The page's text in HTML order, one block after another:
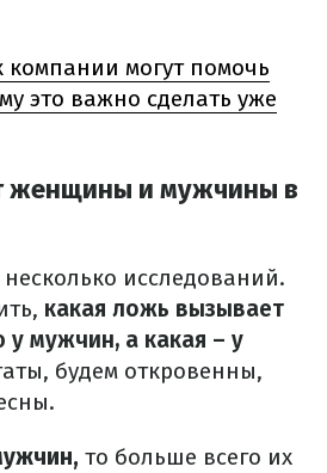
компании могут помочь
это важно сделать уже
женщины и мужчины в
исследований.
какая ложь вызывает
мужчин, а какая – у
будем откровенны,
то больше всего их